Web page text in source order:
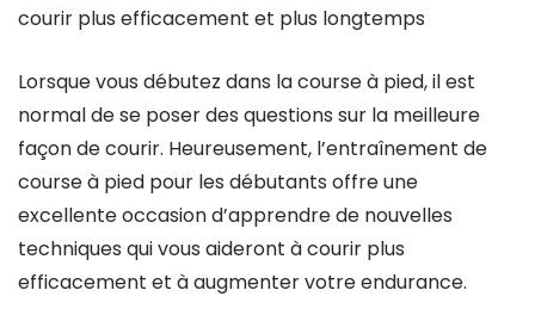
courir plus efficacement et plus longtemps
Lorsque vous débutez dans la course à pied, il est
normal de se poser des questions sur la meilleure
façon de courir. Heureusement, l’entraînement de
course à pied pour les débutants offre une
excellente occasion d’apprendre de nouvelles
techniques qui vous aideront à courir plus
efficacement et à augmenter votre endurance.